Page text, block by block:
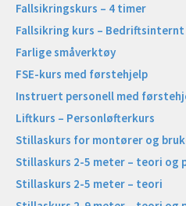
Fallsikringskurs – 4 timer
Fallsikring kurs – Bedriftsinternt
Farlige småverktøy
FSE-kurs med førstehjelp
Instruert personell med
Liftkurs – Personløfterkurs
Stillaskurs for montører og
Stillaskurs 2-5 meter – teori og
Stillaskurs 2-5 meter – teori